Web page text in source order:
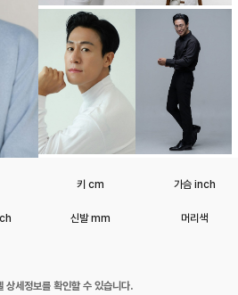
키 cm 가슴 inch
신발 mm 머리색
상세정보를 확인할 수 있습니다.